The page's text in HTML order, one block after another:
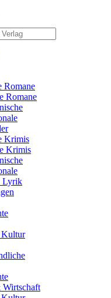
Romane
Romane
Krimis
Krimis
Lyrik